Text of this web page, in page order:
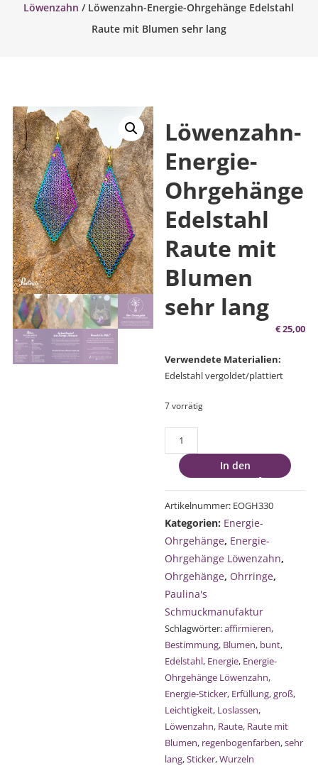
Löwenzahn / Löwenzahn-Energie-Ohrgehänge Edelstahl
Raute mit Blumen sehr lang
Löwenzahn-
Energie-
Ohrgehänge
Edelstahl
Raute mit
Blumen
sehr lang
€25,00
Verwendete Materialien:
Edelstahl vergoldet/plattiert
7 vorrätig
Löwenzahn-
Energie-
Ohrgehänge
Raute
Blumen
sehr
lang
Menge
In den
Artikelnummer: EOGH330
Kategorien: Energie-
Ohrgehänge, Energie-
Ohrgehänge Löwenzahn,
Ohrgehänge, Ohrringe,
Paulina's
Schmuckmanufaktur
Schlagwörter:affirmieren,
Bestimmung, Blumen, bunt,
Edelstahl, Energie, Energie-
Ohrgehänge Löwenzahn,
Energie-Sticker, Erfüllung,groß,
Leichtigkeit, Loslassen,
Löwenzahn, Raute, Raute mit
Blumen, regenbogenfarben,sehr
lang,Sticker,Wurzeln